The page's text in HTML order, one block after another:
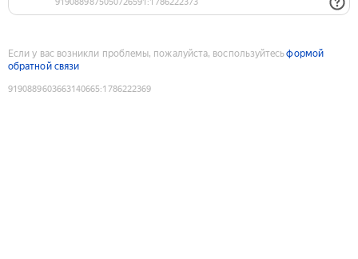
Если у вас возникли проблемы, пожалуйста, воспользуйтесьформой
обратной связи
9190889603663140665:1786222369